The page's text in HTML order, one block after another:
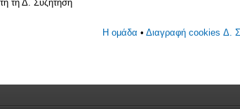
τη Δ. Συζήτηση
Η ομάδα • Διαγραφή cookies Δ.